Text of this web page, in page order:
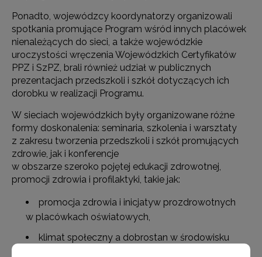
Ponadto, wojewódzcy koordynatorzy organizowali
spotkania promujące Program wśród innych placówek
nienależących do sieci, a także wojewódzkie
uroczystości wręczenia Wojewódzkich Certyfikatów
PPZ i SzPZ, brali również udział w publicznych
prezentacjach przedszkoli i szkół dotyczących ich
dorobku w realizacji Programu.
W sieciach wojewódzkich były organizowane różne
formy doskonalenia: seminaria, szkolenia i warsztaty
z zakresu tworzenia przedszkoli i szkół promujących
zdrowie, jak i konferencje
w obszarze szeroko pojętej edukacji zdrowotnej,
promocji zdrowia i profilaktyki, takie jak:
promocja zdrowia i inicjatyw prozdrowotnych
w placówkach oświatowych,
klimat społeczny a dobrostan w środowisku